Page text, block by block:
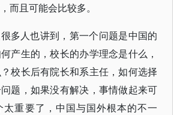
而且可能会比较多。
多人也讲到，第一个问题是中国的
产生的，校长的办学理念是什么，
校长后有院长和系主任，如何选择
题，如果没有解决，事情做起来可
太重要了，中国与国外根本的不一